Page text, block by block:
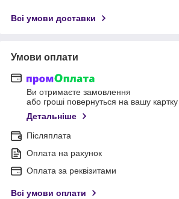
Всі умови доставки
Умови оплати
Ви отримаєте замовлення
або гроші повернуться на вашу картку
Детальніше
Післяплата
Оплата на рахунок
Оплата за реквізитами
Всі умови оплати